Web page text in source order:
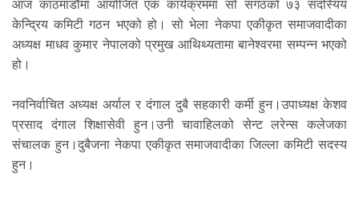
आज काठमाडौंमा आयोजित एक कार्यक्रममा सो संगठको ७३ सदस्यिय
केन्द्रिय कमिटी गठन भएको हो। सो भेला नेकपा एकीकृत समाजवादीका
अध्यक्ष माधव कुमार नेपालको प्रमुख आथिथ्यतामा बानेश्वरमा सम्पन्न भएको
हो।
नवनिर्वाचित अध्यक्ष अर्याल र दंगाल दुबै सहकारी कर्मी हुन।उपाध्यक्ष केशव
प्रसाद दंगाल शिक्षासेवी हुन।उनी चावाहिलको सेन्ट लरेन्स कलेजका
संचालक हुन।दुबैजना नेकपा एकीकृत समाजवादीका जिल्ला कमिटी सदस्य
हुन।